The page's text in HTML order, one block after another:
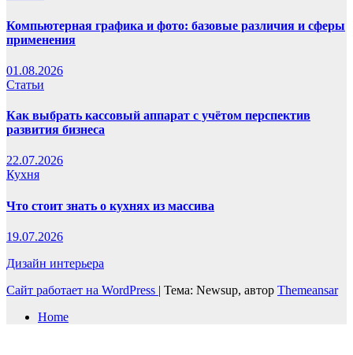
Компьютерная графика и фото: базовые различия и сферы
применения
01.08.2026
Статьи
Как выбрать кассовый аппарат с учётом перспектив
развития бизнеса
22.07.2026
Кухня
Что стоит знать о кухнях из массива
19.07.2026
Дизайн интерьера
Сайт работает на WordPress | Тема: Newsup, автор Themeansar
Home